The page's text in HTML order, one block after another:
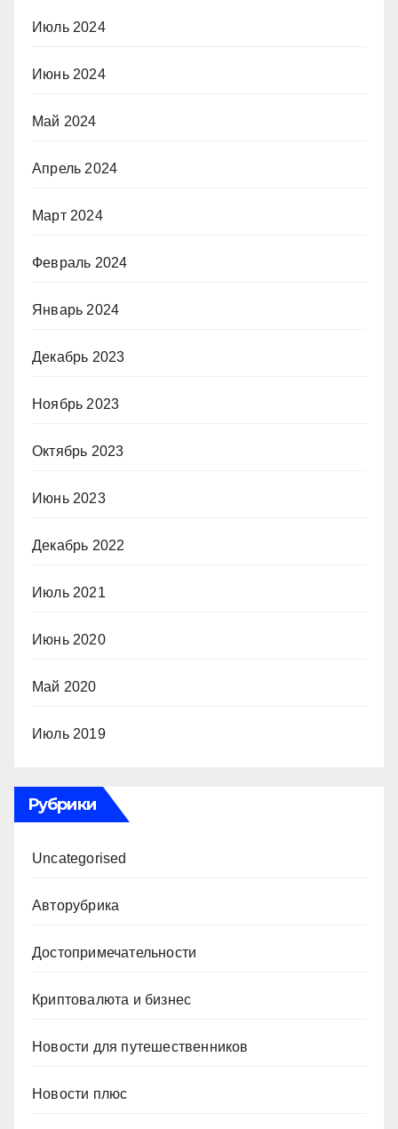
Июль 2024
Июнь 2024
Май 2024
Апрель 2024
Март 2024
Февраль 2024
Январь 2024
Декабрь 2023
Ноябрь 2023
Октябрь 2023
Июнь 2023
Декабрь 2022
Июль 2021
Июнь 2020
Май 2020
Июль 2019
Рубрики
Uncategorised
Авторубрика
Достопримечательности
Криптовалюта и бизнес
Новости для путешественников
Новости плюс